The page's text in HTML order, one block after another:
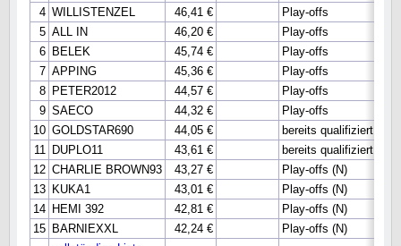
4 WILLISTENZEL 46,41 € Play-offs
5 ALL IN 46,20 € Play-offs
6 BELEK 45,74 € Play-offs
7 APPING 45,36 €
Play-offs
8 PETER2012 44,57 €
Play-offs
9 SAECO 44,32 €
Play-offs
10 GOLDSTAR690 44,05 €
bereits qualifiziert
11 DUPLO11 43,61 €
bereits qualifiziert
12 CHARLIE BROWN93 43,27 €
Play-offs (N)
13 KUKA1 43,01 €
Play-offs (N)
14 HEMI 392 42,81 €
Play-offs (N)
15 BARNIEXXL 42,24 €
Play-offs (N)